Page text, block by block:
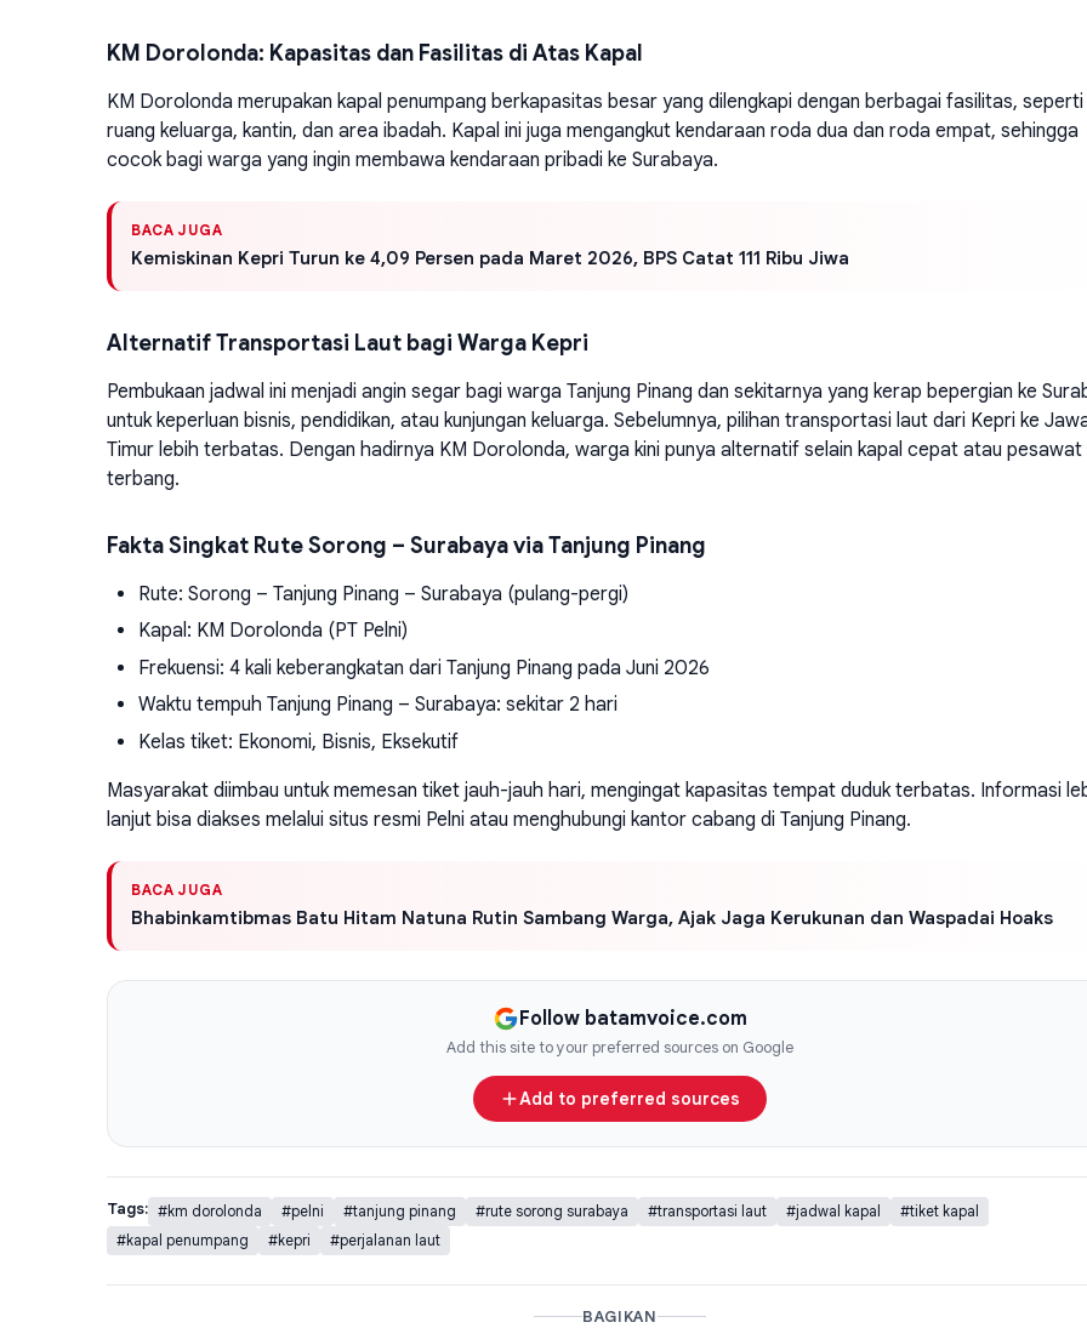
KM Dorolonda: Kapasitas dan Fasilitas di Atas Kapal
KM Dorolonda merupakan kapal penumpang berkapasitas besar yang dilengkapi dengan berbagai fasilitas, seperti
ruang keluarga, kantin, dan area ibadah. Kapal ini juga mengangkut kendaraan roda dua dan roda empat, sehingga
cocok bagi warga yang ingin membawa kendaraan pribadi ke Surabaya.
BACA JUGA
Kemiskinan Kepri Turun ke 4,09 Persen pada Maret 2026, BPS Catat 111 Ribu Jiwa
Alternatif Transportasi Laut bagi Warga Kepri
Pembukaan jadwal ini menjadi angin segar bagi warga Tanjung Pinang dan sekitarnya yang kerap bepergian ke
untuk keperluan bisnis, pendidikan, atau kunjungan keluarga. Sebelumnya, pilihan transportasi laut dari Kepri ke
Timur lebih terbatas. Dengan hadirnya KM Dorolonda, warga kini punya alternatif selain kapal cepat atau pesawat
terbang.
Fakta Singkat Rute Sorong – Surabaya via Tanjung Pinang
Rute: Sorong – Tanjung Pinang – Surabaya (pulang-pergi)
Kapal: KM Dorolonda (PT Pelni)
Frekuensi: 4 kali keberangkatan dari Tanjung Pinang pada Juni 2026
Waktu tempuh Tanjung Pinang – Surabaya: sekitar 2 hari
Kelas tiket: Ekonomi, Bisnis, Eksekutif
Masyarakat diimbau untuk memesan tiket jauh-jauh hari, mengingat kapasitas tempat duduk terbatas. Informasi
lanjut bisa diakses melalui situs resmi Pelni atau menghubungi kantor cabang di Tanjung Pinang.
BACA JUGA
Bhabinkamtibmas Batu Hitam Natuna Rutin Sambang Warga, Ajak Jaga Kerukunan dan Waspadai Hoaks
Follow batamvoice.com
Add this site to your preferred sources on Google
Add to preferred sources
Tags: #km dorolonda #pelni #tanjung pinang #rute sorong surabaya #transportasi laut #jadwal kapal
#tiket kapal
#kapal penumpang
#kepri #perjalanan laut
BAGIKAN